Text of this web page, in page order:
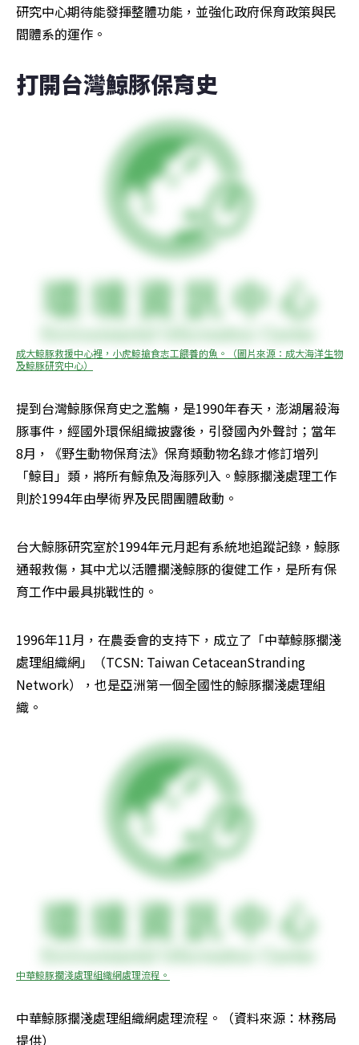
研究中心期待能發揮整體功能，並強化政府保育政策與民
間體系的運作。
打開台灣鯨豚保育史
成大鯨豚救援中心裡，小虎鯨搶食志工餵養的魚。（圖片來源：成大海洋生物
及鯨豚研究中心）
提到台灣鯨豚保育史之濫觴，是1990年春天，澎湖屠殺海
豚事件，經國外環保組織披露後，引發國內外聲討；當年
8月，《野生動物保育法》保育類動物名錄才修訂增列
「鯨目」類，將所有鯨魚及海豚列入。鯨豚擱淺處理工作
則於1994年由學術界及民間團體啟動。
台大鯨豚研究室於1994年元月起有系統地追蹤記錄，鯨豚
通報救傷，其中尤以活體擱淺鯨豚的復健工作，是所有保
育工作中最具挑戰性的。
1996年11月，在農委會的支持下，成立了「中華鯨豚擱淺
處理組織網」（TCSN: Taiwan CetaceanStranding
Network），也是亞洲第一個全國性的鯨豚擱淺處理組
織。
中華鯨豚擱淺處理組織網處理流程。
中華鯨豚擱淺處理組織網處理流程。（資料來源：林務局
提供）